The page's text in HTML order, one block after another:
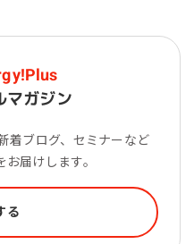
マガジン
着ブログ、セミナーなど
届けします。
る